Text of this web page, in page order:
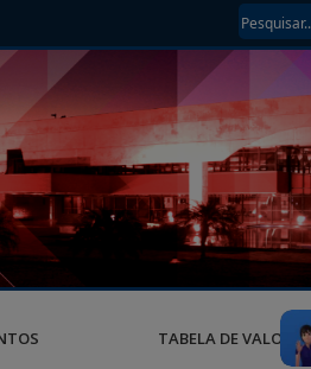
TABELA DE VALORES